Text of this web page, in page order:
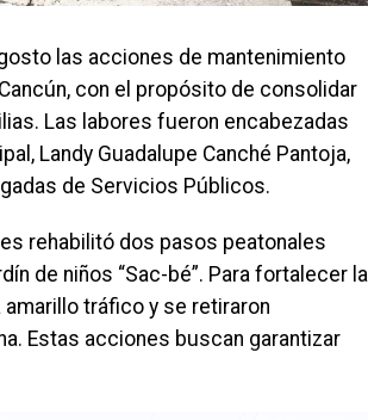
las acciones de mantenimiento
con el propósito de consolidar
Las labores fueron encabezadas
Landy Guadalupe Canché Pantoja,
de Servicios Públicos.
rehabilitó dos pasos peatonales
de niños “Sac-bé”. Para fortalecer la
tráfico y se retiraron
Estas acciones buscan garantizar